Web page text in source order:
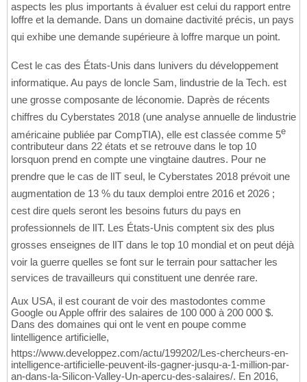
aspects les plus importants à évaluer est celui du rapport entre
loffre et la demande. Dans un domaine dactivité précis, un pays
qui exhibe une demande supérieure à loffre marque un point.
Cest le cas des États-Unis dans lunivers du développement
informatique. Au pays de loncle Sam, lindustrie de la Tech. est
une grosse composante de léconomie. Daprès de récents
chiffres du Cyberstates 2018 (une analyse annuelle de lindustrie
américaine publiée par CompTIA), elle est classée comme 5e
contributeur dans 22 états et se retrouve dans le top 10
lorsquon prend en compte une vingtaine dautres. Pour ne
prendre que le cas de lIT seul, le Cyberstates 2018 prévoit une
augmentation de 13 % du taux demploi entre 2016 et 2026 ;
cest dire quels seront les besoins futurs du pays en
professionnels de lIT. Les États-Unis comptent six des plus
grosses enseignes de lIT dans le top 10 mondial et on peut déjà
voir la guerre quelles se font sur le terrain pour sattacher les
services de travailleurs qui constituent une denrée rare.
Aux USA, il est courant de voir des mastodontes comme
Google ou Apple offrir des salaires de 100 000 à 200 000 $.
Dans des domaines qui ont le vent en poupe comme
lintelligence artificielle,
https://www.developpez.com/actu/199202/Les-chercheurs-en-
intelligence-artificielle-peuvent-ils-gagner-jusqu-a-1-million-par-
an-dans-la-Silicon-Valley-Un-apercu-des-salaires/. En 2016,